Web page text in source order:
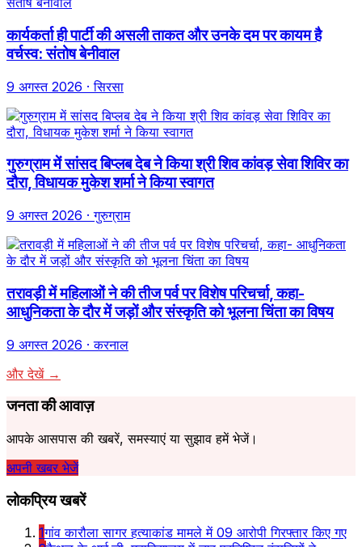
कार्यकर्ता ही पार्टी की असली ताकत और उनके दम पर कायम है
वर्चस्व: संतोष बेनीवाल
9 अगस्त 2026 · सिरसा
गुरुग्राम में सांसद बिप्लब देब ने किया श्री शिव कांवड़ सेवा शिविर का
दौरा, विधायक मुकेश शर्मा ने किया स्वागत
9 अगस्त 2026 · गुरुग्राम
तरावड़ी में महिलाओं ने की तीज पर्व पर विशेष परिचर्चा, कहा-
आधुनिकता के दौर में जड़ों और संस्कृति को भूलना चिंता का विषय
9 अगस्त 2026 · करनाल
और देखें →
जनता की आवाज़
आपके आसपास की खबरें, समस्याएं या सुझाव हमें भेजें।
अपनी खबर भेजें
लोकप्रिय खबरें
1गांव कारौला सागर हत्याकांड मामले में 09 आरोपी गिरफ्तार किए गए